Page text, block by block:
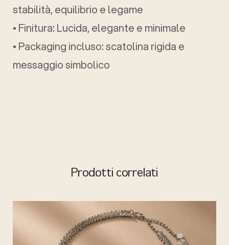
stabilità, equilibrio e legame
• Finitura: Lucida, elegante e minimale
• Packaging incluso: scatolina rigida e
messaggio simbolico
Prodotti correlati